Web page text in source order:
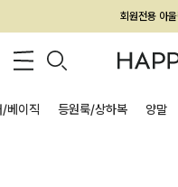
회원전용 아
멤버
/베이직 등원룩/상하복 양말